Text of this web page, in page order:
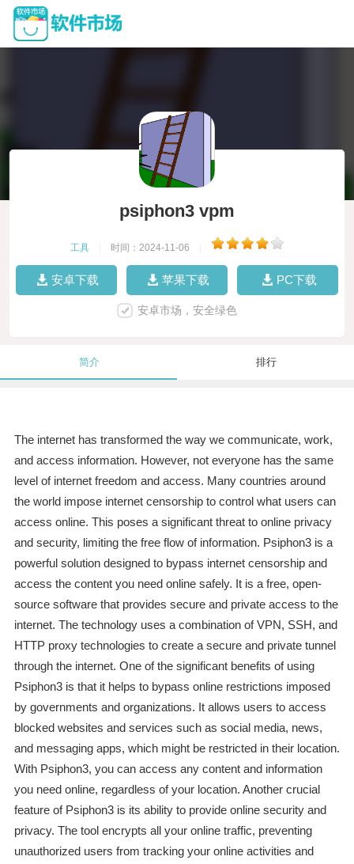
psiphon3 vpm
工具 时间：2024-11-06
安卓下载 苹果下载 PC下载
安卓市场，安全绿色
简介 排行
The internet has transformed the way we communicate, work,
and access information. However, not everyone has the same
level of internet freedom and access. Many countries around
the world impose internet censorship to control what users can
access online. This poses a significant threat to online privacy
and security, limiting the free flow of information. Psiphon3 is a
powerful solution designed to bypass internet censorship and
access the content you need online safely. It is a free, open-
source software that provides secure and private access to the
internet. The technology uses a combination of VPN, SSH, and
HTTP proxy technologies to create a secure and private tunnel
through the internet. One of the significant benefits of using
Psiphon3 is that it helps to bypass online restrictions imposed
by governments and organizations. It allows users to access
blocked websites and services such as social media, news,
and messaging apps, which might be restricted in their location.
With Psiphon3, you can access any content and information
you need online, regardless of your location. Another crucial
feature of Psiphon3 is its ability to provide online security and
privacy. The tool encrypts all your online traffic, preventing
unauthorized users from tracking your online activities and